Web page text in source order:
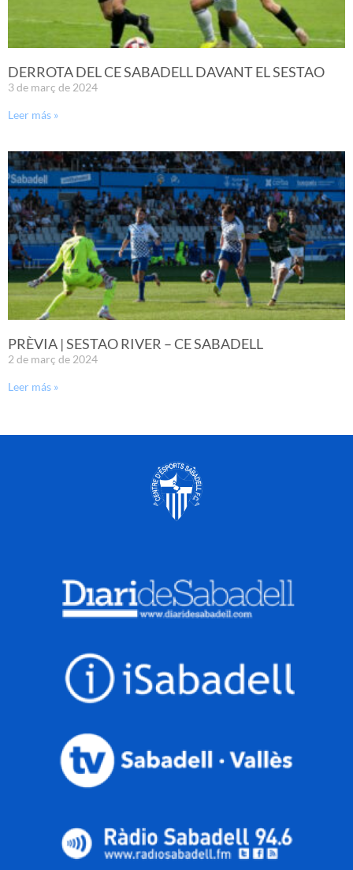
DERROTA DEL CE SABADELL DAVANT EL SESTAO
3 de març de 2024
Leer más »
PRÈVIA | SESTAO RIVER – CE SABADELL
2 de març de 2024
Leer más »